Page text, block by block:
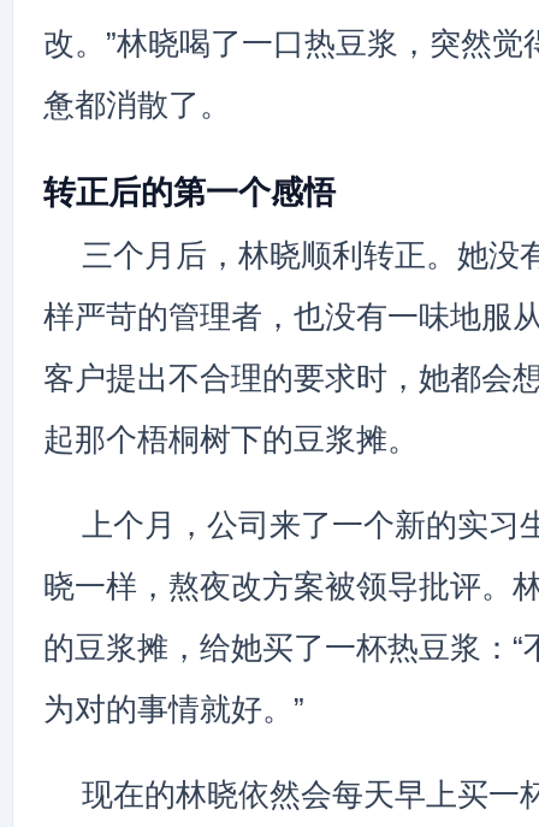
改。”林晓喝了一口热豆浆，突然觉
惫都消散了。
转正后的第一个感悟
三个月后，林晓顺利转正。她没
样严苛的管理者，也没有一味地服
客户提出不合理的要求时，她都会
起那个梧桐树下的豆浆摊。
上个月，公司来了一个新的实习
晓一样，熬夜改方案被领导批评。
的豆浆摊，给她买了一杯热豆浆：“
为对的事情就好。”
现在的林晓依然会每天早上买一